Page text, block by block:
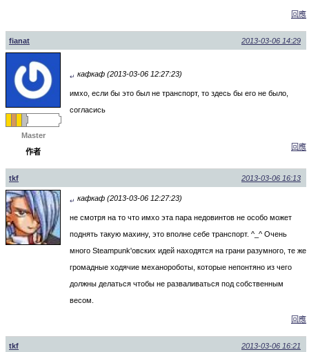
回應
fianat 2013-03-06 14:29
Master
作者
↵ кафкаф (2013-03-06 12:27:23)
имхо, если бы это был не транспорт, то здесь бы его не было,
согласись
回應
tkf 2013-03-06 16:13
↵ кафкаф (2013-03-06 12:27:23)
не смотря на то что имхо эта пара недовинтов не особо может
поднять такую махину, это вполне себе транспорт. ^_^ Очень
много Steampunk'овских идей находятся на грани разумного, те же
громадные ходячие механороботы, которые непонтяно из чего
должны делаться чтобы не разваливаться под собственным
весом.
回應
tkf 2013-03-06 16:21